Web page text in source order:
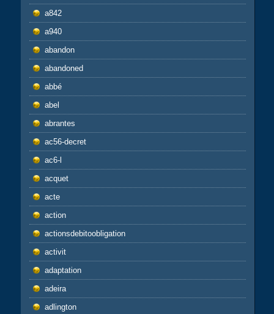
a842
a940
abandon
abandoned
abbé
abel
abrantes
ac56-decret
ac6-l
acquet
acte
action
actionsdebitoobligation
activit
adaptation
adeira
adlington